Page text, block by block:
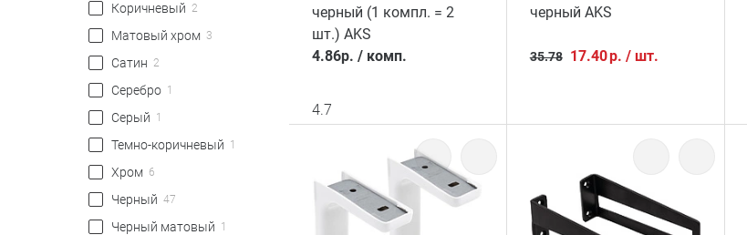
Коричневый 2
Матовый хром 3
Сатин 2
Серебро 1
Серый 1
Темно-коричневый 1
Хром 6
Черный 47
Черный матовый 1
черный (1 компл. = 2
шт.) AKS
4.86р. / комп.
4.7
черный AKS
35.78 17.40р. / шт.